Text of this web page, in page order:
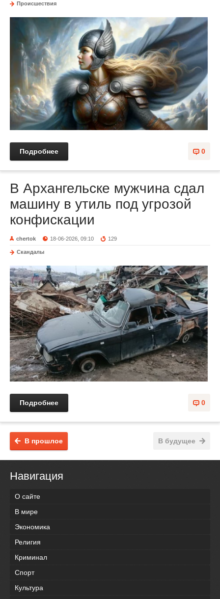
Происшествия
0
Подробнее
В Архангельске мужчина сдал
машину в утиль под угрозой
конфискации
chertok 18-06-2026, 09:10 129
Скандалы
0
Подробнее
В будущее
В прошлое
Навигация
О сайте
В мире
Экономика
Религия
Криминал
Спорт
Культура